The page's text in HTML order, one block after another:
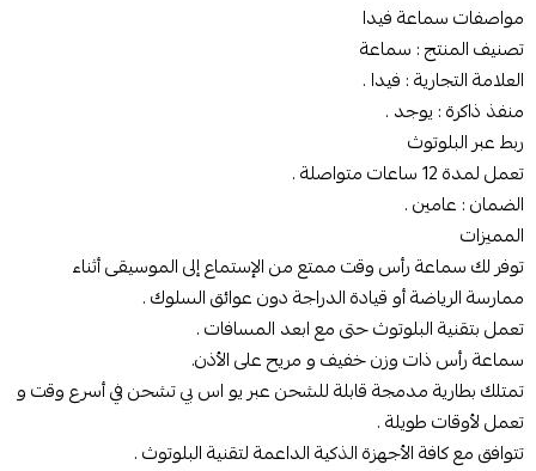
مواصفات سماعة فيدا
تصنيف المنتج : سماعة
العلامة التجارية : فيدا .
منفذ ذاكرة : يوجد .
ربط عبر البلوتوث
تعمل لمدة 12 ساعات متواصلة .
الضمان : عامين .
المميزات
توفر لك سماعة رأس وقت ممتع من الإستماع إلى الموسيقى أثناء
ممارسة الرياضة أو قيادة الدراجة دون عوائق السلوك .
تعمل بتقنية البلوتوث حتى مع ابعد المسافات .
سماعة رأس ذات وزن خفيف و مريح على الأذن.
تمتلك بطارية مدمجة قابلة للشحن عبر يو اس بي تشحن في أسرع وقت و
تعمل لأوقات طويلة .
تتوافق مع كافة الأجهزة الذكية الداعمة لتقنية البلوتوث .